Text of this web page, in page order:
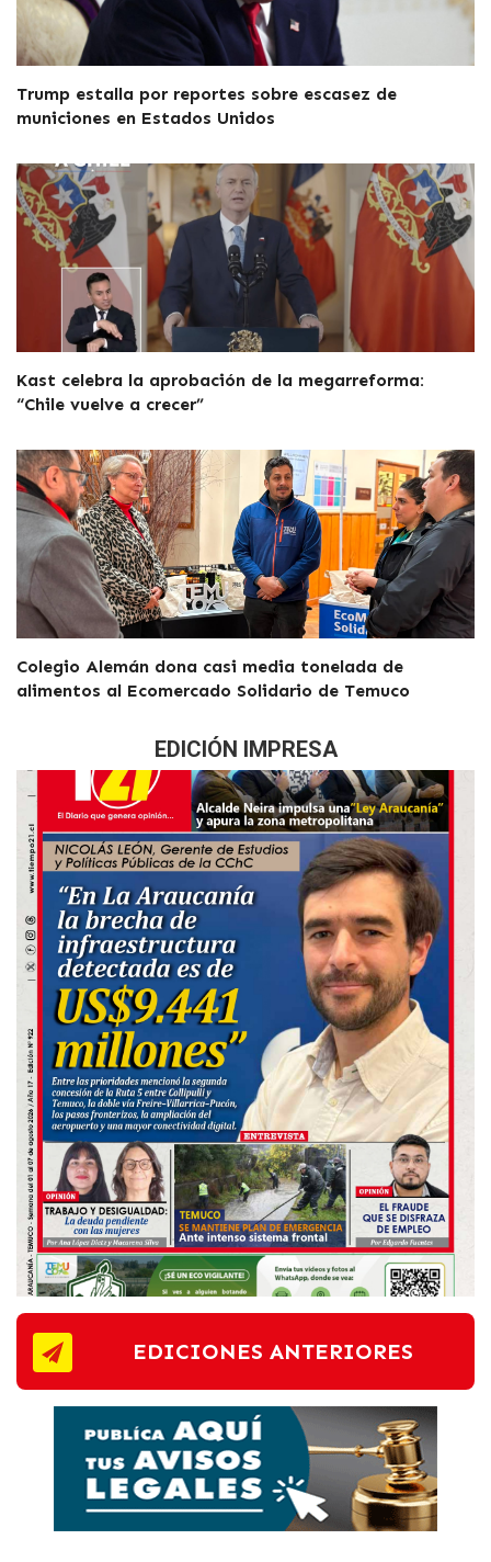
Trump estalla por reportes sobre escasez de
municiones en Estados Unidos
Kast celebra la aprobación de la megarreforma:
“Chile vuelve a crecer”
Colegio Alemán dona casi media tonelada de
alimentos al Ecomercado Solidario de Temuco
EDICIÓN IMPRESA
EDICIONES ANTERIORES